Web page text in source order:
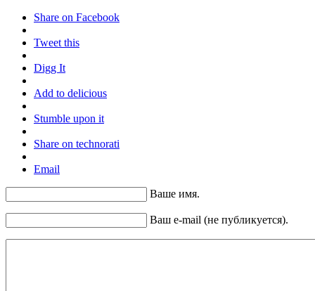
Share on Facebook
Tweet this
Digg It
Add to delicious
Stumble upon it
Share on technorati
Email
Ваше имя.
Ваш e-mail (не публикуется).